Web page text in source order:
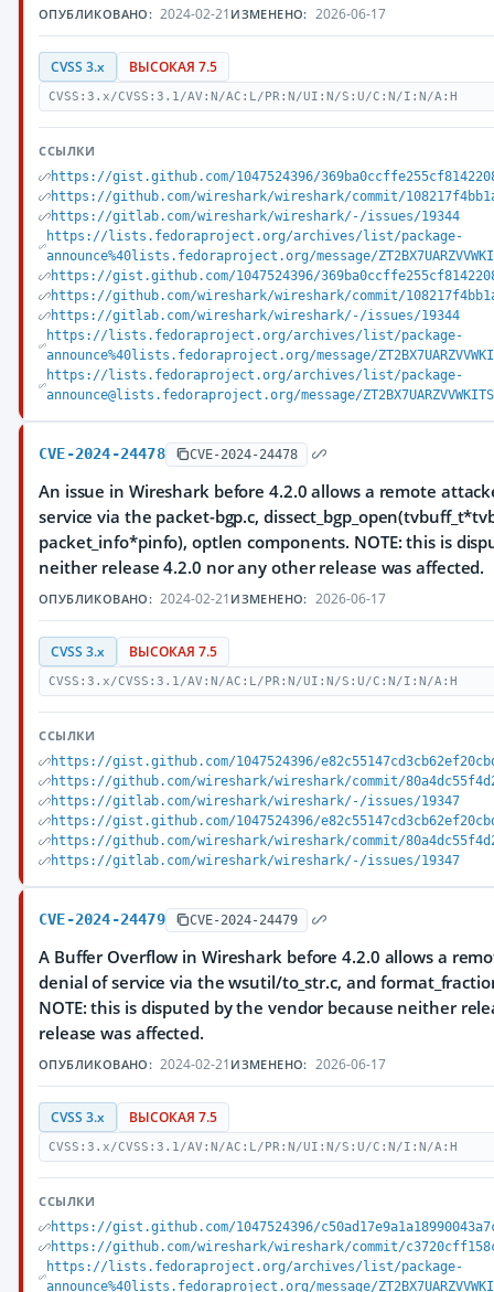
ОПУБЛИКОВАНО: 2024-02-21 ИЗМЕНЕНО: 2026-06-17
CVSS 3.x ВЫСОКАЯ 7.5
CVSS:3.x/CVSS:3.1/AV:N/AC:L/PR:N/UI:N/S:U/C:N/I:N/A:H
ССЫЛКИ
https://gist.github.com/1047524396/
https://github.com/wireshark/wireshark/commit/
https://gitlab.com/wireshark/wireshark/-/issues/19344
https://lists.fedoraproject.org/archives/list/package-
announce%40lists.fedoraproject.org/message/
https://gist.github.com/1047524396/
https://github.com/wireshark/wireshark/commit/
https://gitlab.com/wireshark/wireshark/-/issues/19344
https://lists.fedoraproject.org/archives/list/package-
announce%40lists.fedoraproject.org/message/
https://lists.fedoraproject.org/archives/list/package-
announce@lists.fedoraproject.org/message/
CVE-2024-24478 CVE-2024-24478
An issue in Wireshark before 4.2.0 allows a remote
service via the packet-bgp.c,
packet_info*pinfo), optlen components. NOTE: this is
neither release 4.2.0 nor any other release was affected.
ОПУБЛИКОВАНО: 2024-02-21 ИЗМЕНЕНО: 2026-06-17
CVSS 3.x ВЫСОКАЯ 7.5
CVSS:3.x/CVSS:3.1/AV:N/AC:L/PR:N/UI:N/S:U/C:N/I:N/A:H
ССЫЛКИ
https://gist.github.com/1047524396/
https://github.com/wireshark/wireshark/commit/
https://gitlab.com/wireshark/wireshark/-/issues/19347
https://gist.github.com/1047524396/
https://github.com/wireshark/wireshark/commit/
https://gitlab.com/wireshark/wireshark/-/issues/19347
CVE-2024-24479 CVE-2024-24479
A Buffer Overflow in Wireshark before 4.2.0 allows a
denial of service via the wsutil/to_str.c, and
NOTE: this is disputed by the vendor because neither
release was affected.
ОПУБЛИКОВАНО: 2024-02-21 ИЗМЕНЕНО: 2026-06-17
CVSS 3.x ВЫСОКАЯ 7.5
CVSS:3.x/CVSS:3.1/AV:N/AC:L/PR:N/UI:N/S:U/C:N/I:N/A:H
ССЫЛКИ
https://gist.github.com/1047524396/
https://github.com/wireshark/wireshark/commit/
https://lists.fedoraproject.org/archives/list/package-
announce%40lists.fedoraproject.org/message/